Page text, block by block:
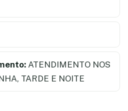
ATENDIMENTO NOS
TARDE E NOITE